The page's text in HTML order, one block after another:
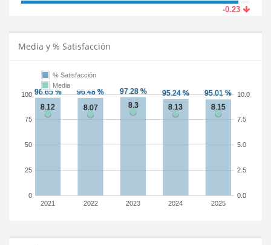
-0.23
Media y % Satisfacción
2021 2022 2023 2024 2025
0
25
50
75
100
0.0
2.5
5.0
7.5
10.0
% Satisfacción
Media